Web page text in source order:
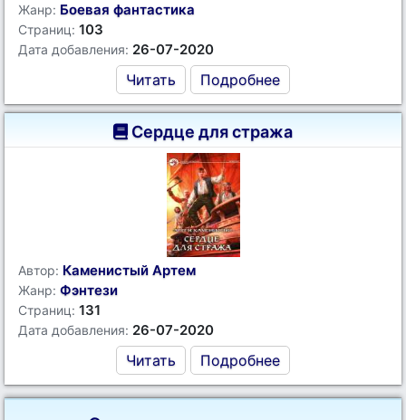
Жанр: Боевая фантастика
Страниц: 103
Дата добавления: 26-07-2020
Читать Подробнее
Сердце для стража
Автор: Каменистый Артем
Жанр: Фэнтези
Страниц: 131
Дата добавления: 26-07-2020
Читать Подробнее